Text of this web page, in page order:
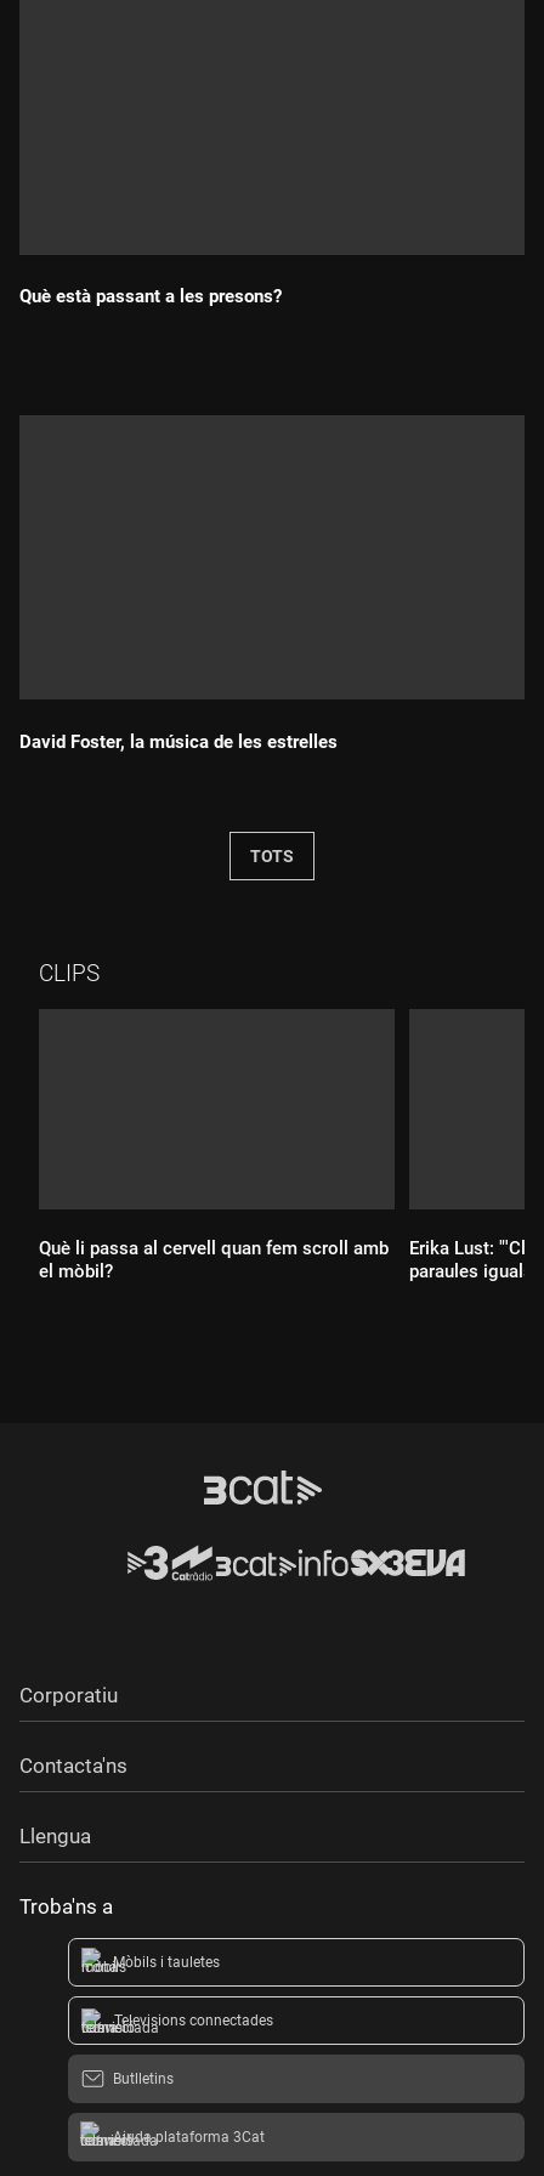
Què està passant a les presons?
David Foster, la música de les estrelles
TOTS
CLIPS
Què li passa al cervell quan fem scroll amb
el mòbil?
Erika Lust:
paraules iguals
Corporatiu
Contacta'ns
Llengua
Troba'ns a
Mòbils i tauletes
Televisions connectades
Butlletins
Ajuda plataforma 3Cat